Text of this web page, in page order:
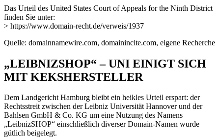
Das Urteil des United States Court of Appeals for the Ninth District
finden Sie unter:
> https://www.domain-recht.de/verweis/1937
Quelle: domainnamewire.com, domainincite.com, eigene Recherche
„LEIBNIZSHOP“ – UNI EINIGT SICH
MIT KEKSHERSTELLER
Dem Landgericht Hamburg bleibt ein heikles Urteil erspart: der
Rechtsstreit zwischen der Leibniz Universität Hannover und der
Bahlsen GmbH & Co. KG um eine Nutzung des Namens
„LeibnizSHOP“ einschließlich diverser Domain-Namen wurde
gütlich beigelegt.